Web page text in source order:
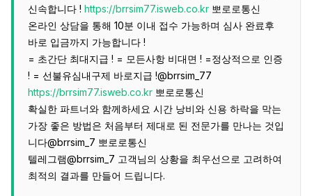
신속합니다 ! https://brrsim77.isweb.co.kr 뽀로로통신
온라인 상담을 통해 10분 이내 접수 가능하며 심사 완료후
바로 입금까지 가능합니다 !
= 초간단 최대지급 ! = 모든사항 비대면 ! =정상적으로 인증
! = 선불유심내구제 바로지급 !@brrsim_77
https://brrsim77.isweb.co.kr 뽀로로통신
확실한 파트너와 함께하세요 시간 낭비와 신용 하락을 막는
가장 좋은 방법은 처음부터 제대로 된 전문가를 만나는 것입
니다@brrsim_7 뽀로로통신
텔레그램@brrsim_7 고객님의 상황을 최우선으로 고려하여
최적의 결과를 만들어 드립니다.